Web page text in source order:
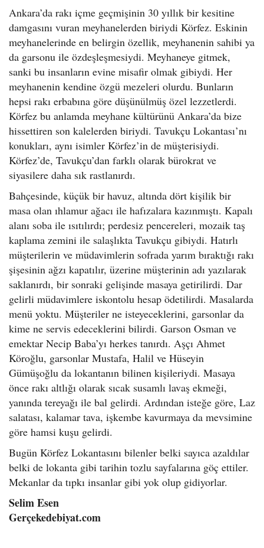
Ankara’da rakı içme geçmişinin 30 yıllık bir kesitine
damgasını vuran meyhanelerden biriydi Körfez. Eskinin
meyhanelerinde en belirgin özellik, meyhanenin sahibi ya
da garsonu ile özdeşleşmesiydi. Meyhaneye gitmek,
sanki bu insanların evine misafir olmak gibiydi. Her
meyhanenin kendine özgü mezeleri olurdu. Bunların
hepsi rakı erbabına göre düşünülmüş özel lezzetlerdi.
Körfez bu anlamda meyhane kültürünü Ankara’da bize
hissettiren son kalelerden biriydi. Tavukçu Lokantası’nı
konukları, aynı isimler Körfez’in de müşterisiydi.
Körfez’de, Tavukçu’dan farklı olarak bürokrat ve
siyasilere daha sık rastlanırdı.
Bahçesinde, küçük bir havuz, altında dört kişilik bir
masa olan ıhlamur ağacı ile hafızalara kazınmıştı. Kapalı
alanı soba ile ısıtılırdı; perdesiz pencereleri, mozaik taş
kaplama zemini ile salaşlıkta Tavukçu gibiydi. Hatırlı
müşterilerin ve müdavimlerin sofrada yarım bıraktığı rakı
şişesinin ağzı kapatılır, üzerine müşterinin adı yazılarak
saklanırdı, bir sonraki gelişinde masaya getirilirdi. Dar
gelirli müdavimlere iskontolu hesap ödetilirdi. Masalarda
menü yoktu. Müşteriler ne isteyeceklerini, garsonlar da
kime ne servis edeceklerini bilirdi. Garson Osman ve
emektar Necip Baba’yı herkes tanırdı. Aşçı Ahmet
Köroğlu, garsonlar Mustafa, Halil ve Hüseyin
Gümüşoğlu da lokantanın bilinen kişileriydi. Masaya
önce rakı altlığı olarak sıcak susamlı lavaş ekmeği,
yanında tereyağı ile bal gelirdi. Ardından isteğe göre, Laz
salatası, kalamar tava, işkembe kavurmaya da mevsimine
göre hamsi kuşu gelirdi.
Bugün Körfez Lokantasını bilenler belki sayıca azaldılar
belki de lokanta gibi tarihin tozlu sayfalarına göç ettiler.
Mekanlar da tıpkı insanlar gibi yok olup gidiyorlar.
Selim Esen
Gerçekedebiyat.com